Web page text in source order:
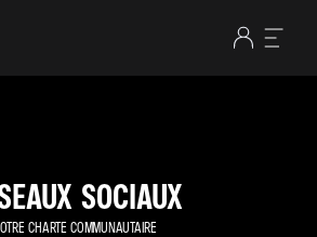
SOCIAUX
CHARTE COMMUNAUTAIRE